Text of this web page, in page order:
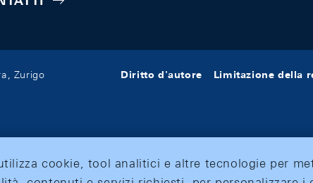
Zurigo
Diritto d'autore Limitazione della
cookie, tool analitici e altre tecnologie per